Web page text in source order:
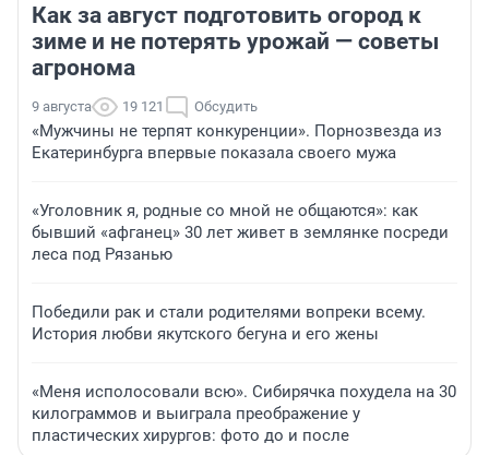
Как за август подготовить огород к
зиме и не потерять урожай — советы
агронома
9 августа 19 121 Обсудить
«Мужчины не терпят конкуренции». Порнозвезда из
Екатеринбурга впервые показала своего мужа
«Уголовник я, родные со мной не общаются»: как
бывший «афганец» 30 лет живет в землянке посреди
леса под Рязанью
Победили рак и стали родителями вопреки всему.
История любви якутского бегуна и его жены
«Меня исполосовали всю». Сибирячка похудела на 30
килограммов и выиграла преображение у
пластических хирургов: фото до и после